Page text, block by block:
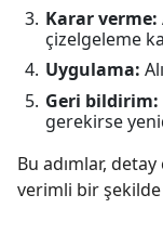
Karar verme:
çizelgeleme
Uygulama:
Geri bildirim:
gerekirse
Bu adımlar,
verimli bir